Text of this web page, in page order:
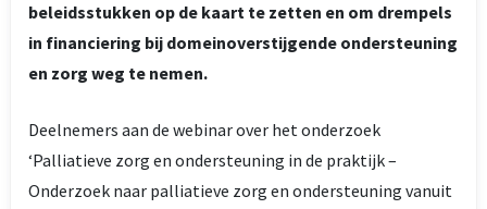
beleidsstukken op de kaart te zetten en om drempels
in financiering bij domeinoverstijgende ondersteuning
en zorg weg te nemen.
Deelnemers aan de webinar over het onderzoek
‘Palliatieve zorg en ondersteuning in de praktijk –
Onderzoek naar palliatieve zorg en ondersteuning vanuit